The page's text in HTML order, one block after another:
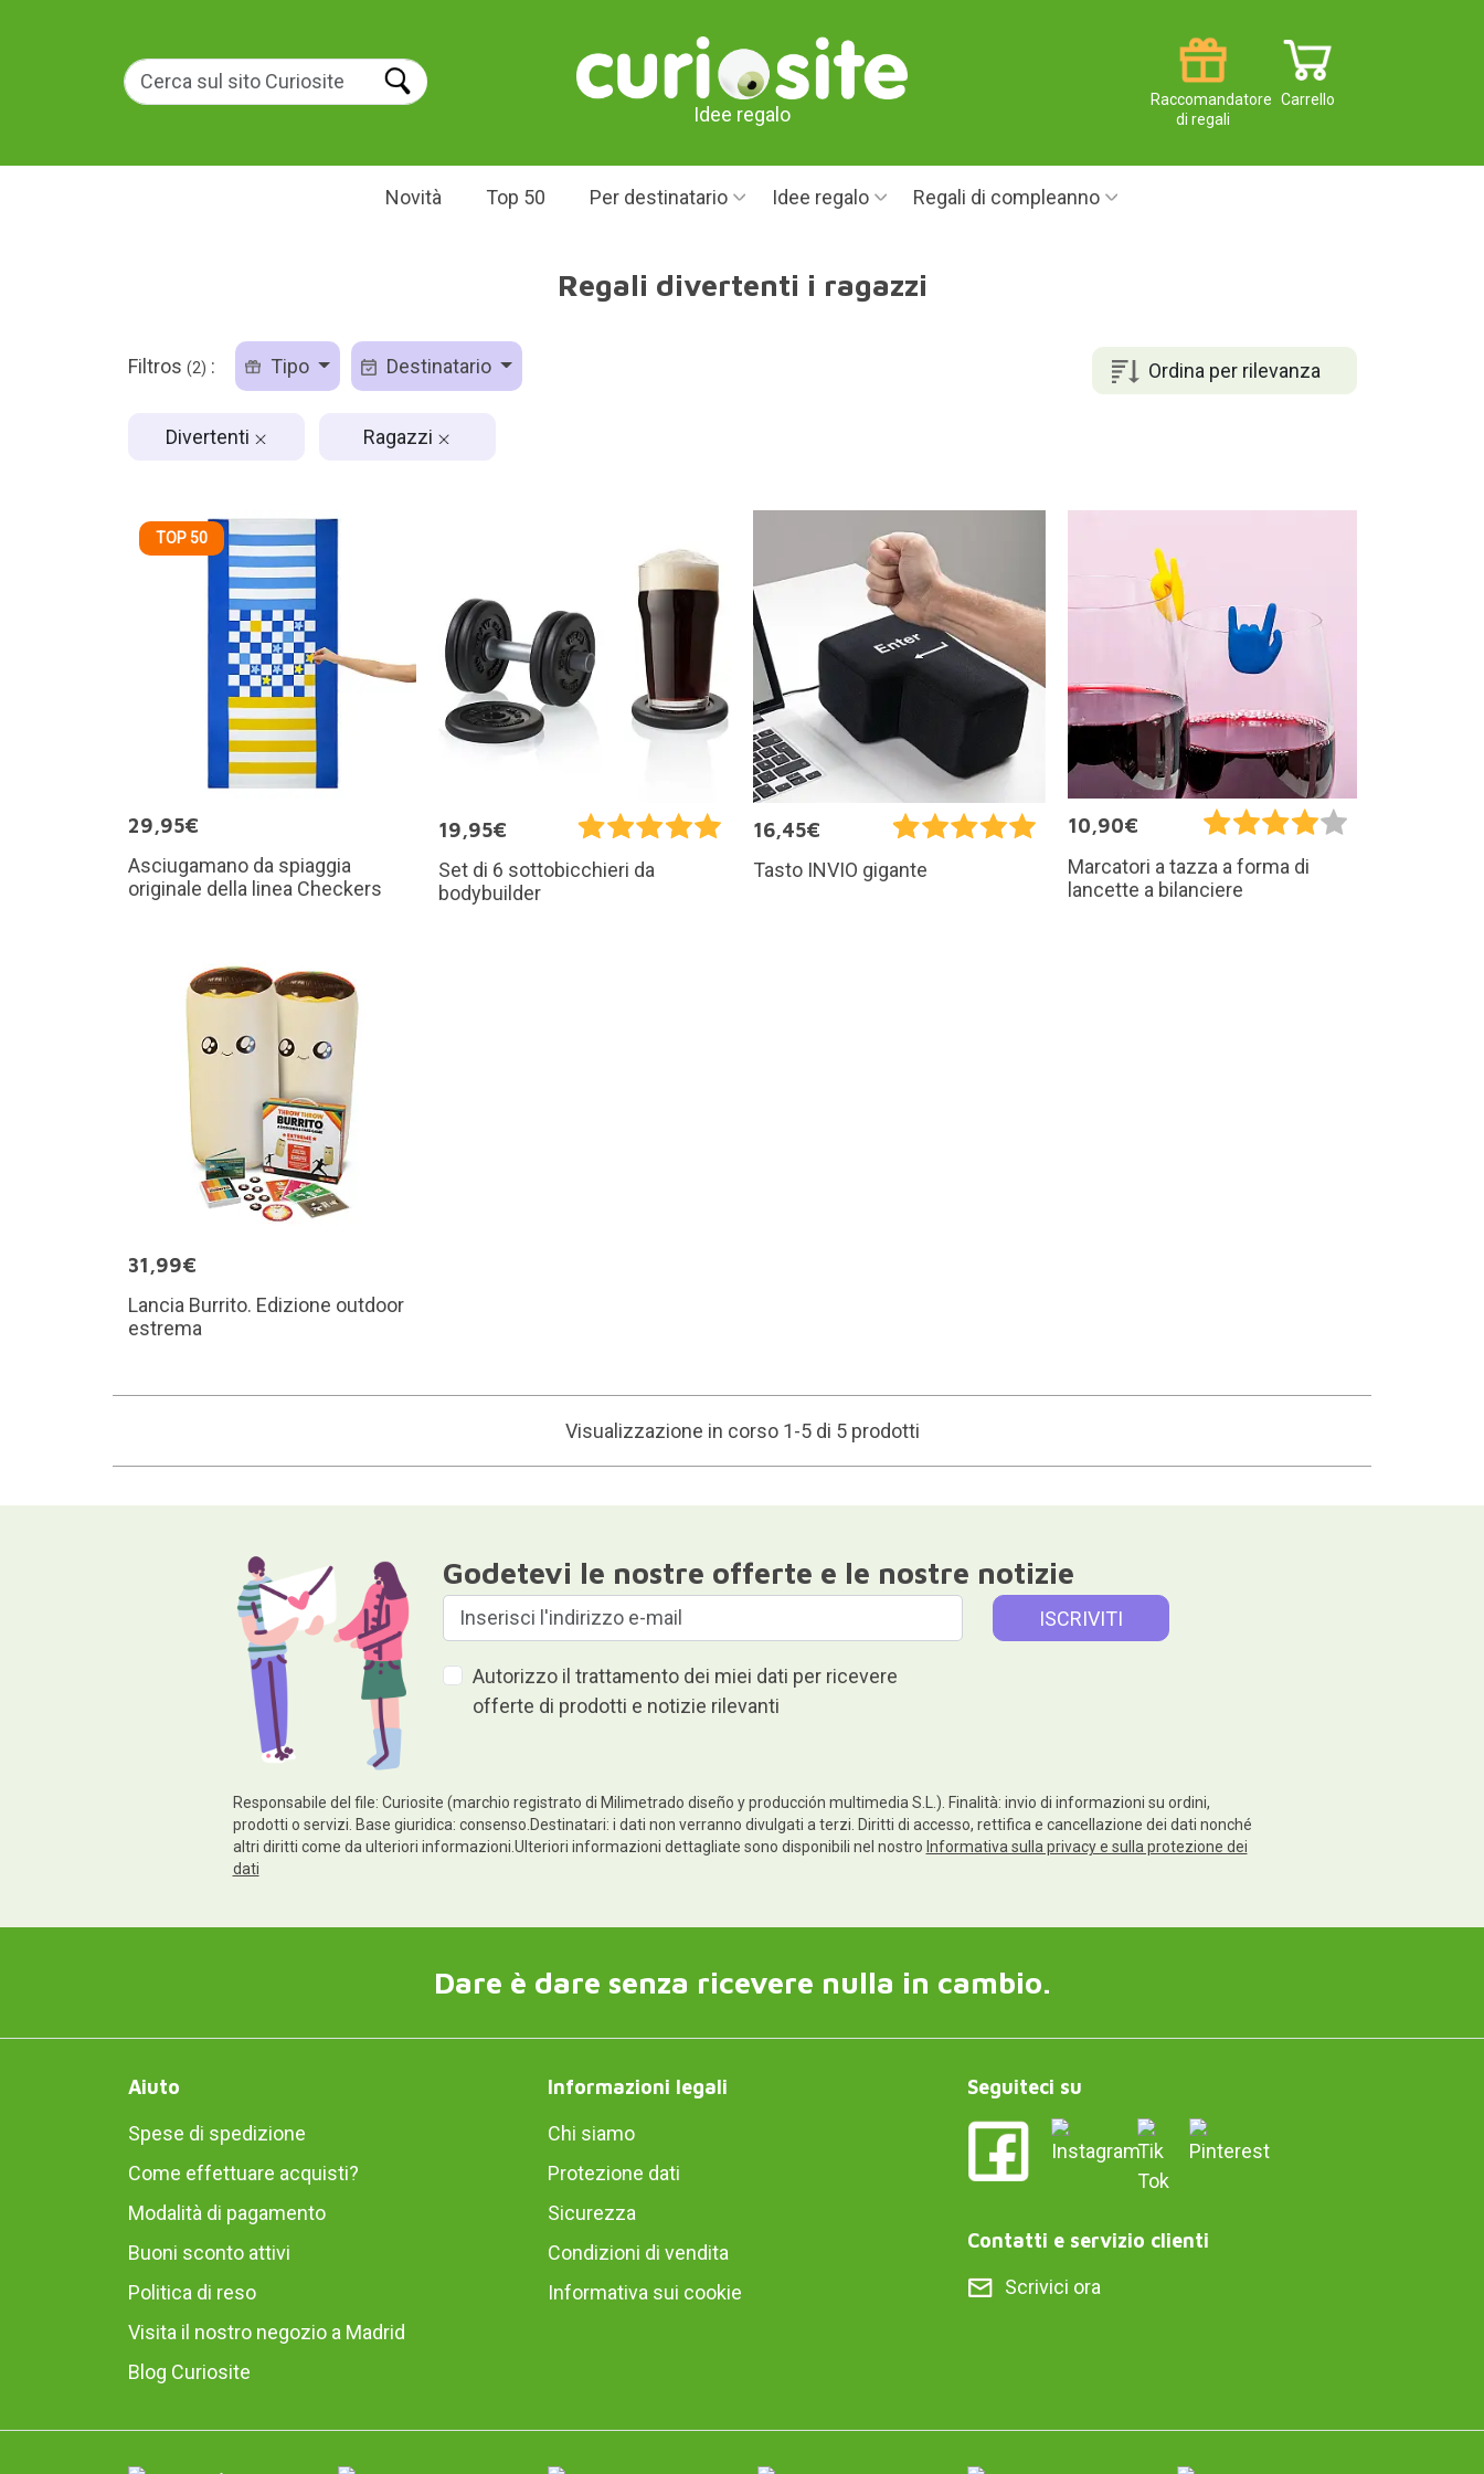
Idee regalo
Carrello
Raccomandatore
di regali
Novità Top 50 Per destinatario Idee regalo Regali di compleanno
Regali divertenti i ragazzi
Ordina per rilevanza
Filtros (2) : Tipo Destinatario
Divertenti Ragazzi
TOP 50
29,95€
Asciugamano da spiaggia
originale della linea Checkers
19,95€
Set di 6 sottobicchieri da
bodybuilder
16,45€
Tasto INVIO gigante
10,90€
Marcatori a tazza a forma di
lancette a bilanciere
31,99€
Lancia Burrito. Edizione outdoor
estrema
Visualizzazione in corso 1-5 di 5 prodotti
Godetevi le nostre offerte e le nostre notizie
Autorizzo il trattamento dei miei dati per ricevere
offerte di prodotti e notizie rilevanti
Responsabile del file: Curiosite (marchio registrato di Milimetrado diseño y producción multimedia S.L.). Finalità: invio di informazioni su ordini,
prodotti o servizi. Base giuridica: consenso.Destinatari: i dati non verranno divulgati a terzi. Diritti di accesso, rettifica e cancellazione dei dati nonché
altri diritti come da ulteriori informazioni.Ulteriori informazioni dettagliate sono disponibili nel nostro Informativa sulla privacy e sulla protezione dei
dati
Dare è dare senza ricevere nulla in cambio.
Aiuto
Spese di spedizione
Come effettuare acquisti?
Modalità di pagamento
Buoni sconto attivi
Politica di reso
Visita il nostro negozio a Madrid
Blog Curiosite
Informazioni legali
Chi siamo
Protezione dati
Sicurezza
Condizioni di vendita
Informativa sui cookie
Seguiteci su
Contatti e servizio clienti
Scrivici ora